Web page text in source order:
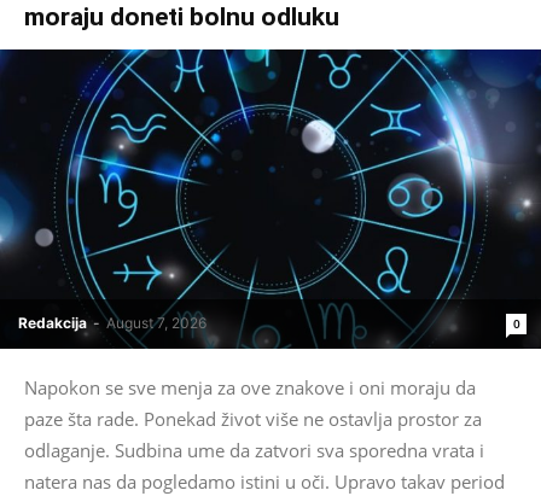
moraju doneti bolnu odluku
Redakcija - August 7, 2026 0
Napokon se sve menja za ove znakove i oni moraju da
paze šta rade. Ponekad život više ne ostavlja prostor za
odlaganje. Sudbina ume da zatvori sva sporedna vrata i
natera nas da pogledamo istini u oči. Upravo takav period